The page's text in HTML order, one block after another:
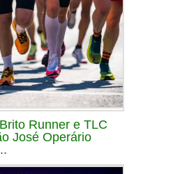
Runner e TLC
José Operário